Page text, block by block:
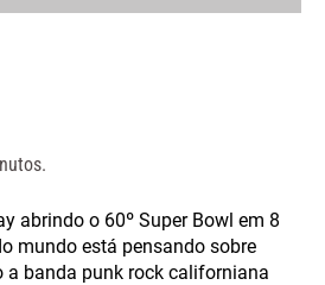
abrindo o 60º Super Bowl em 8
mundo está pensando sobre
a banda punk rock californiana